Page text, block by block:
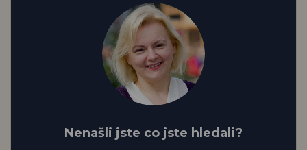
Nenašli jste co jste hledali?